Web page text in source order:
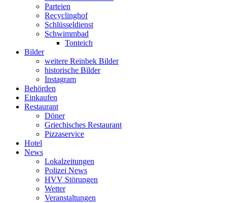
Parteien
Recyclinghof
Schlüsseldienst
Schwimmbad
Tonteich
Bilder
weitere Reinbek Bilder
historische Bilder
Instagram
Behörden
Einkaufen
Restaurant
Döner
Griechisches Restaurant
Pizzaservice
Hotel
News
Lokalzeitungen
Polizei News
HVV Störungen
Wetter
Veranstaltungen